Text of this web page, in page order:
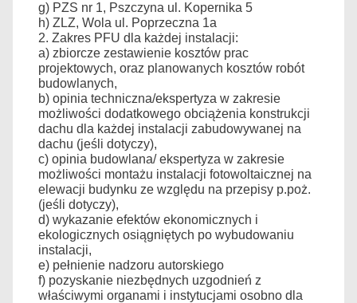
g) PZS nr 1, Pszczyna ul. Kopernika 5
h) ZLZ, Wola ul. Poprzeczna 1a
2. Zakres PFU dla każdej instalacji:
a) zbiorcze zestawienie kosztów prac
projektowych, oraz planowanych kosztów robót
budowlanych,
b) opinia techniczna/ekspertyza w zakresie
możliwości dodatkowego obciążenia konstrukcji
dachu dla każdej instalacji zabudowywanej na
dachu (jeśli dotyczy),
c) opinia budowlana/ ekspertyza w zakresie
możliwości montażu instalacji fotowoltaicznej na
elewacji budynku ze względu na przepisy p.poż.
(jeśli dotyczy),
d) wykazanie efektów ekonomicznych i
ekologicznych osiągniętych po wybudowaniu
instalacji,
e) pełnienie nadzoru autorskiego
f) pozyskanie niezbędnych uzgodnień z
właściwymi organami i instytucjami osobno dla